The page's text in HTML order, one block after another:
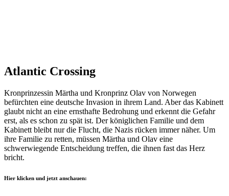
Atlantic Crossing
Kronprinzessin Märtha und Kronprinz Olav von Norwegen
befürchten eine deutsche Invasion in ihrem Land. Aber das Kabinett
glaubt nicht an eine ernsthafte Bedrohung und erkennt die Gefahr
erst, als es schon zu spät ist. Der königlichen Familie und dem
Kabinett bleibt nur die Flucht, die Nazis rücken immer näher. Um
ihre Familie zu retten, müssen Märtha und Olav eine
schwerwiegende Entscheidung treffen, die ihnen fast das Herz
bricht.
Hier klicken und jetzt anschauen: